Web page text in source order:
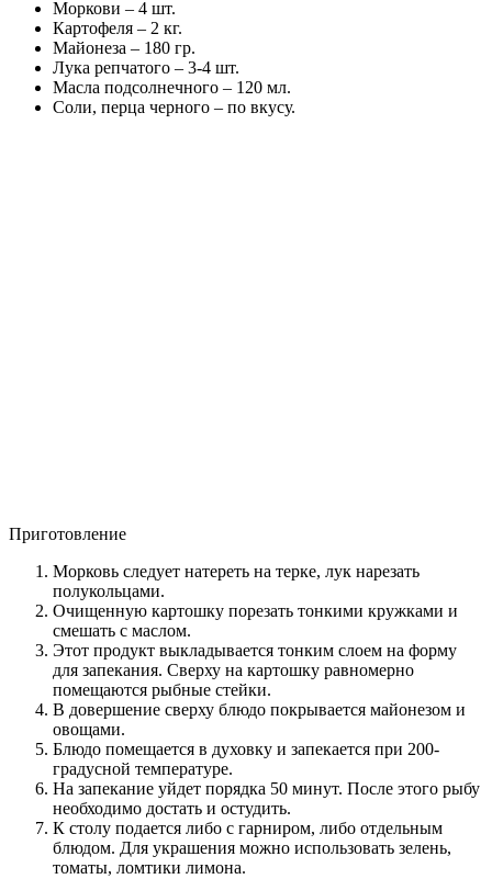
Моркови – 4 шт.
Картофеля – 2 кг.
Майонеза – 180 гр.
Лука репчатого – 3-4 шт.
Масла подсолнечного – 120 мл.
Соли, перца черного – по вкусу.
Приготовление
Морковь следует натереть на терке, лук нарезать
полукольцами.
Очищенную картошку порезать тонкими кружками и
смешать с маслом.
Этот продукт выкладывается тонким слоем на форму
для запекания. Сверху на картошку равномерно
помещаются рыбные стейки.
В довершение сверху блюдо покрывается майонезом и
овощами.
Блюдо помещается в духовку и запекается при 200-
градусной температуре.
На запекание уйдет порядка 50 минут. После этого рыбу
необходимо достать и остудить.
К столу подается либо с гарниром, либо отдельным
блюдом. Для украшения можно использовать зелень,
томаты, ломтики лимона.